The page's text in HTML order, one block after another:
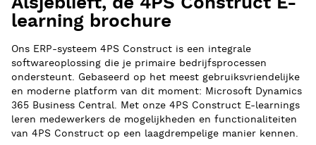
learning brochure
Ons ERP­-systeem 4PS Construct is een integrale
softwareoplossing die je primaire bedrijfsprocessen
ondersteunt. Gebaseerd op het meest gebruiksvriendelijke
en moderne platform van dit moment: Microsoft Dynamics
365 Business Central. Met onze 4PS Construct E-learnings
leren medewerkers de mogelijkheden en functionaliteiten
van 4PS Construct op een laagdrempelige manier kennen.